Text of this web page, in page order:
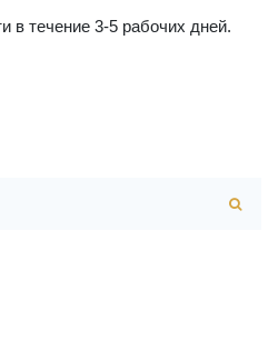
в течение 3-5 рабочих дней.